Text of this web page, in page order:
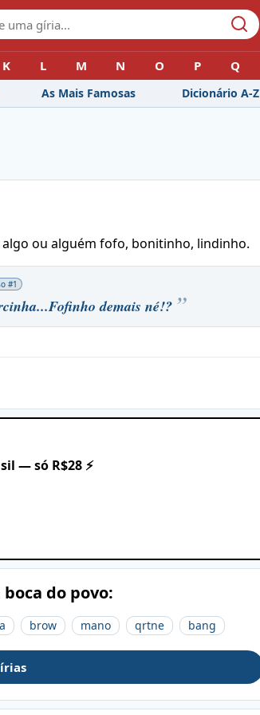
K L M N O P Q
As Mais Famosas Dicionário A-Z
ou alguém fofo, bonitinho, lindinho.
#1
demais né!?
— só R$28 ⚡
do povo:
brow mano qrtne bang